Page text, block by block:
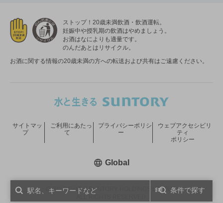
条件で探す
ストップ！20歳未満飲酒・飲酒運転。
妊娠中や授乳期の飲酒はやめましょう。
お酒はなによりも適量です。
のんだあとはリサイクル。
お酒に関する情報の20歳未満の方への転送および共有はご遠慮ください。
COPYRIGHT © SUNTORY HOLDINGS LIMITED.
サイトマッ
プ
ご利用にあたっ
て
プライバシーポリシ
ー
ウェブアクセシビリ
ティ
ポリシー
Global新しいウィンドウで開く